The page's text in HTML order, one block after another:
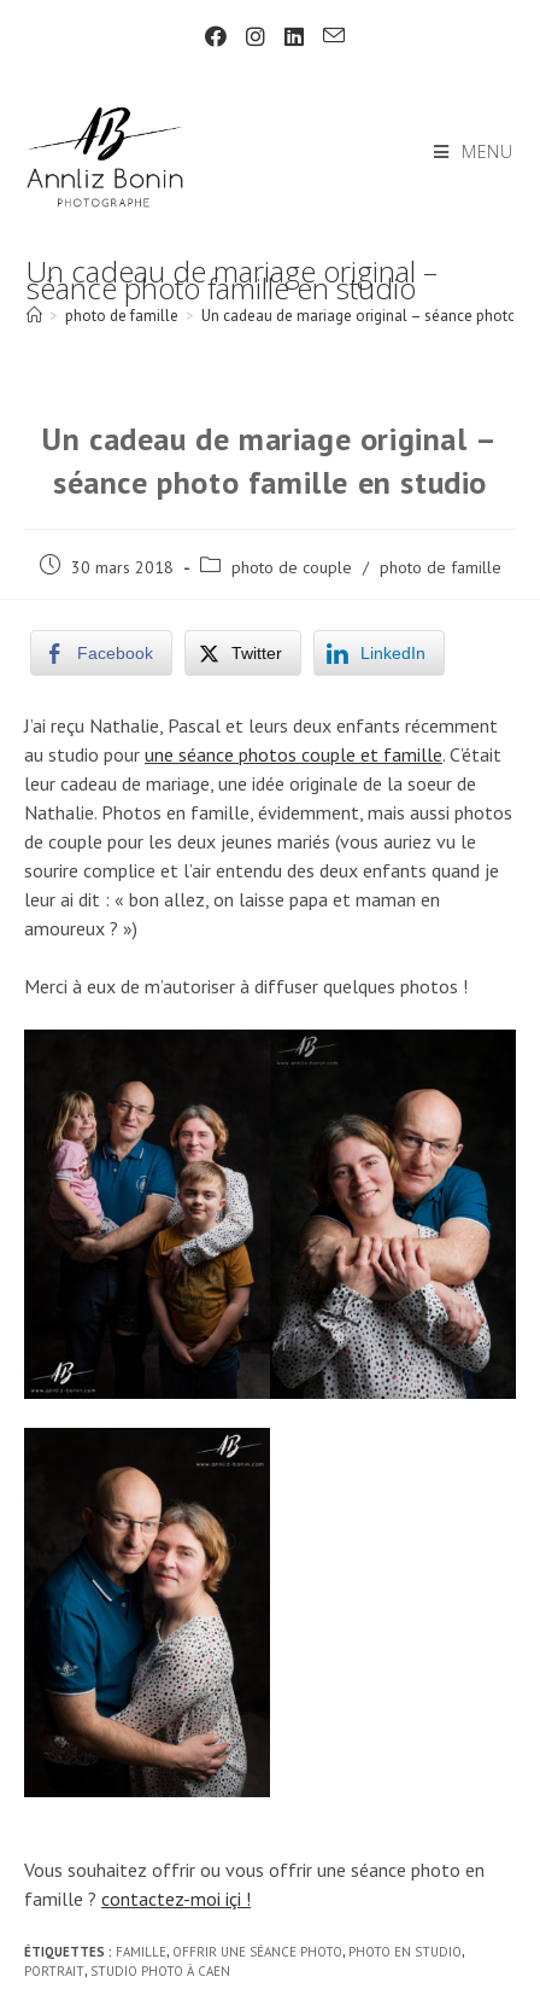
MENU
Un cadeau de mariage original –
séance photo famille en studio
> photo de famille > Un cadeau de mariage original – séance photo
Un cadeau de mariage original –
séance photo famille en studio
Post 30 mars 2018
Post photo de couple / photo de famille
Facebook Twitter LinkedIn
J’ai reçu Nathalie, Pascal et leurs deux enfants récemment
au studio pour une séance photos couple et famille. C’était
leur cadeau de mariage, une idée originale de la soeur de
Nathalie. Photos en famille, évidemment, mais aussi photos
de couple pour les deux jeunes mariés (vous auriez vu le
sourire complice et l’air entendu des deux enfants quand je
leur ai dit : « bon allez, on laisse papa et maman en
amoureux ? »)
Merci à eux de m’autoriser à diffuser quelques photos !
Vous souhaitez offrir ou vous offrir une séance photo en
famille ? contactez-moi içi !
ÉTIQUETTES : FAMILLE, OFFRIR UNE SÉANCE PHOTO, PHOTO EN STUDIO,
PORTRAIT, STUDIO PHOTO À CAEN